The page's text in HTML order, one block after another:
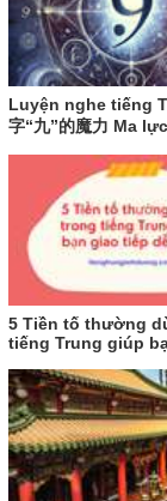
Luyện nghe tiếng
字“九”的魔力 Ma
5 Tiền tố thường
tiếng Trung giúp